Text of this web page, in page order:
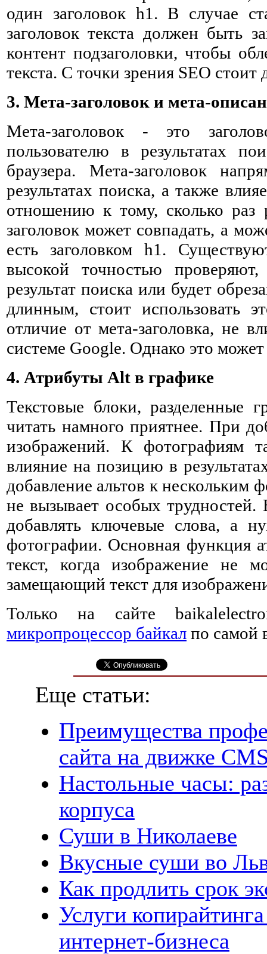
один заголовок h1. В случае
заголовок текста должен быть
контент подзаголовки, чтобы
текста. С точки зрения SEO
3. Мета-заголовок и мета-
Мета-заголовок - это
пользователю в результатах
браузера. Мета-заголовок
результатах поиска, а также
отношению к тому, сколько раз
заголовок может совпадать, а
есть заголовком h1.
высокой точностью
результат поиска или будет
длинным, стоит использовать
отличие от мета-заголовка, не
системе Google. Однако это
4. Атрибуты Alt в графике
Текстовые блоки, разделенные
читать намного приятнее. При
изображений. К фотографиям
влияние на позицию в
добавление альтов к нескольким
не вызывает особых
добавлять ключевые слова, а
фотографии. Основная функция
текст, когда изображение не
замещающий текст для
Только на сайте
микропроцессор байкал по самой
Еще статьи:
Преимущества
сайта на движке
Настольные часы:
корпуса
Суши в Николаеве
Вкусные суши во
Как продлить срок
Услуги
интернет-бизнеса